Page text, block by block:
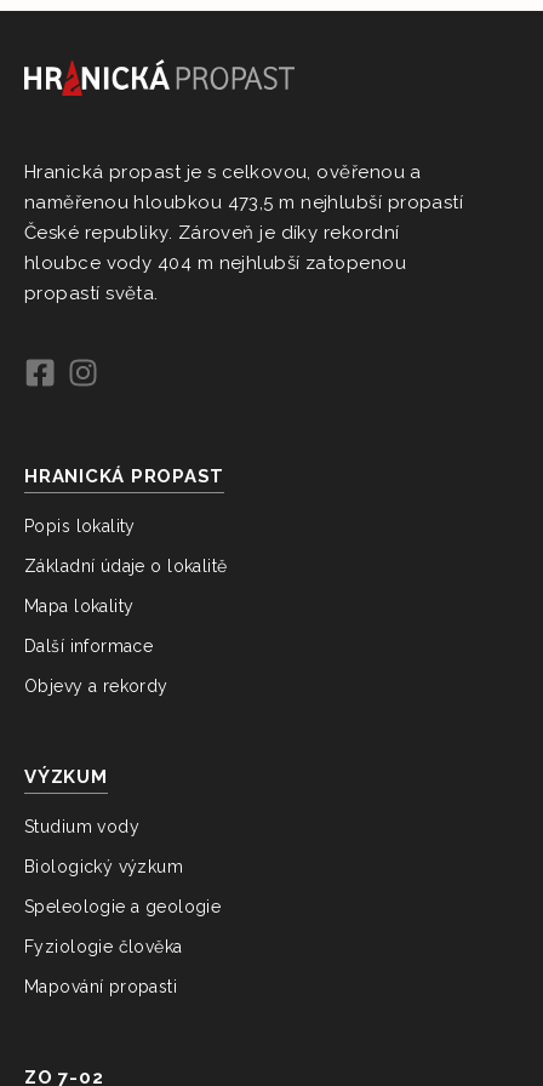
Hranická propast je s celkovou, ověřenou a
naměřenou hloubkou 473,5 m nejhlubší propastí
České republiky. Zároveň je díky rekordní
hloubce vody 404 m nejhlubší zatopenou
propastí světa.
HRANICKÁ PROPAST
Popis lokality
Základní údaje o lokalitě
Mapa lokality
Další informace
Objevy a rekordy
VÝZKUM
Studium vody
Biologický výzkum
Speleologie a geologie
Fyziologie člověka
Mapování propasti
ZO 7-02